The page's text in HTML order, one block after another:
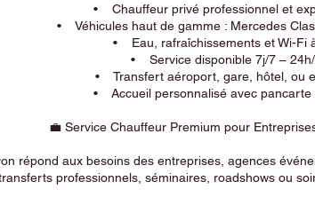
• Chauffeur privé professionnel et
• Véhicules haut de gamme : Mercedes
• Eau, rafraîchissements et Wi-Fi
• Service disponible 7j/7 –
• Transfert aéroport, gare, hôtel, ou
• Accueil personnalisé avec pancarte
💼 Service Chauffeur Premium pour
répond aux besoins des entreprises, agences
professionnels, séminaires, roadshows ou